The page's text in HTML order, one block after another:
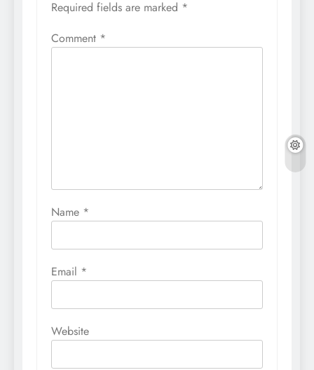
Required fields are marked *
Comment *
Name *
Email *
Website